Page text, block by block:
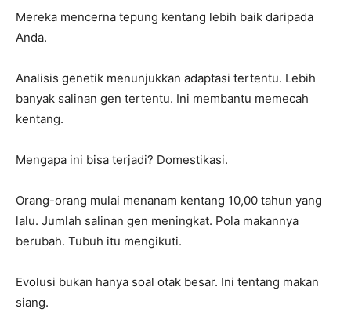
Mereka mencerna tepung kentang lebih baik daripada
Anda.
Analisis genetik menunjukkan adaptasi tertentu. Lebih
banyak salinan gen tertentu. Ini membantu memecah
kentang.
Mengapa ini bisa terjadi? Domestikasi.
Orang-orang mulai menanam kentang 10,00 tahun yang
lalu. Jumlah salinan gen meningkat. Pola makannya
berubah. Tubuh itu mengikuti.
Evolusi bukan hanya soal otak besar. Ini tentang makan
siang.